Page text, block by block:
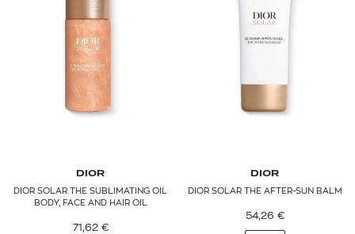
DIOR
DIOR SOLAR THE SUBLIMATING OIL
BODY, FACE AND HAIR OIL
71,62 €
DIOR
DIOR SOLAR THE AFTER-SUN BALM
54,26 €